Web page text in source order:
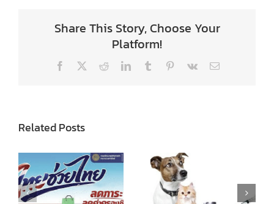
Share This Story, Choose Your
Platform!
Facebook RedditLinkedInTumblr Pinterest
Vk Email
Related Posts